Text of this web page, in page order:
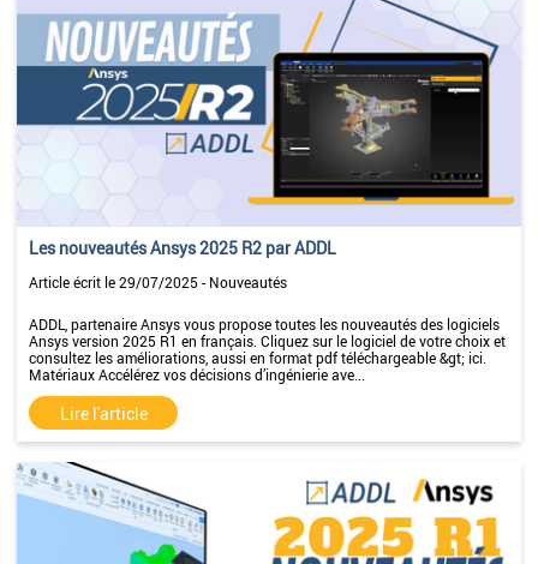
Les nouveautés Ansys 2025 R2 par ADDL
Article écrit le 29/07/2025 - Nouveautés
ADDL, partenaire Ansys vous propose toutes les nouveautés des logiciels
Ansys version 2025 R1 en français. Cliquez sur le logiciel de votre choix et
consultez les améliorations, aussi en format pdf téléchargeable &gt; ici.
Matériaux Accélérez vos décisions d’ingénierie ave...
Lire l'article